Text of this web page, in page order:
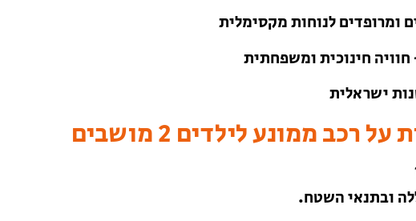
ומרופדים לנוחות מקסימלית
חינוכית ומשפחתית
ישראלית
ממונע לילדים 2 מושבים
ובתנאי השטח.